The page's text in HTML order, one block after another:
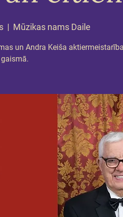
  |
Mūzikas nams Daile
un Andra Keiša
gaismā.